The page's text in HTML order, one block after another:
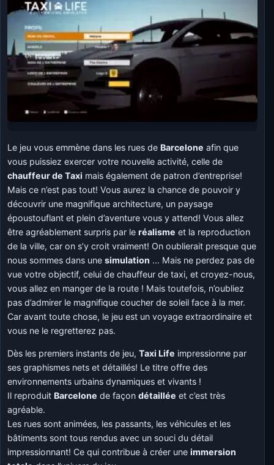
Le jeu vous emmène dans les rues de Barcelone afin que
vous puissiez exercer votre nouvelle activité, celle de
chauffeur de Taxi mais également de patron d’entreprise!
Mais ce n’est pas tout! Vous aurez la chance de pouvoir y
découvrir une magnifique architecture, un paysage
époustouflant et plein d’aventure vous y attend! Vous allez
être agréablement surpris par leréalisme et la reproduction
de la ville, car on s’y croit vraiment! On oublierait presque que
nous sommes dans unesimulation … Mais ne perdez pas de
vue votre objectif, celui de chauffeur de taxi, et croyez-nous,
vous allez en manger de la route ! Mais toutefois, n’oubliez
pas d’admirer le magnifique coucher de soleil face à la mer.
Car avant toute chose, le jeu est un voyage extraordinaire et
vous ne le regretterez pas.
Dès les premiers instants de jeu,Taxi Life impressionne par
ses graphismes nets et détaillés! Le titre offre des
environnements urbains dynamiques et vivants !
Il reproduit Barcelone de façondétaillée et c’est très
agréable.
Les rues sont animées, les passants, les véhicules et les
bâtiments sont tous rendus avec un souci du détail
impressionnant! Ce qui contribue à créer uneimmersion